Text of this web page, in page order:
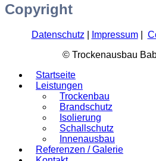
Copyright
Datenschutz Impressum|
© Trockenausbau
Startseite
Leistungen
Trockenbau
Brandschutz
Isolierung
Schallschutz
Innenausbau
Referenzen / Galerie